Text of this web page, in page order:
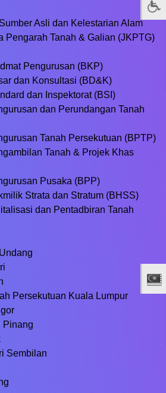
Asli dan Kelestarian Alam
Pengarah Tanah & Galian (JKPTG)
Pengurusan (BKP)
dan Konsultasi (BD&K)
dan Inspektorat (BSI)
dan Perundangan Tanah
Tanah Persekutuan (BPTP)
Tanah & Projek Khas
Pusaka (BPP)
Strata dan Stratum (BHSS)
dan Pentadbiran Tanah
Persekutuan Kuala Lumpur
Pinang
Sembilan